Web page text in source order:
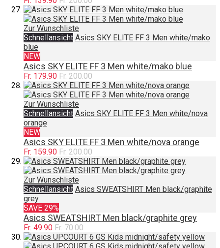
Zur Wunschliste
Schnellansicht Asics SKY ELITE FF 3 Men white/mako
blue
NEW
Asics SKY ELITE FF 3 Men white/mako blue
Fr. 179.90 Fr. 200.00
Zur Wunschliste
Schnellansicht Asics SKY ELITE FF 3 Men white/nova
orange
NEW
Asics SKY ELITE FF 3 Men white/nova orange
Fr. 159.90 Fr. 200.00
Zur Wunschliste
Schnellansicht Asics SWEATSHIRT Men black/graphite
grey
SAVE 29%
Asics SWEATSHIRT Men black/graphite grey
Fr. 49.90 Fr. 70.00